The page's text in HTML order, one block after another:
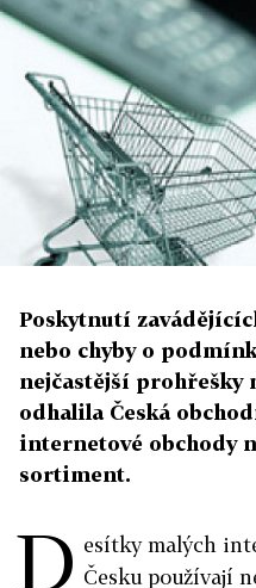
Poskytnutí
nebo chyby o
nejčastější prohřešky
odhalila Česká
internetové obchody
sortiment.
D esítky malých
Česku používají